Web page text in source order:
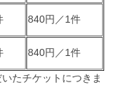
840円／1件
840円／1件
たチケットにつきま